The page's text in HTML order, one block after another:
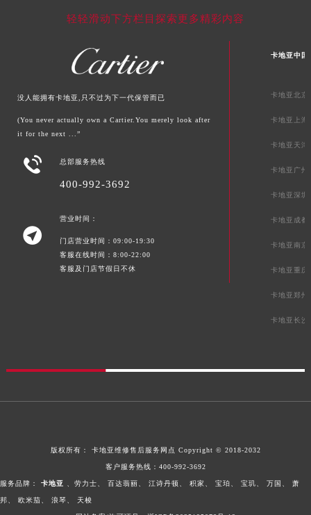
轻轻滑动下方栏目探索更多精彩内容
没人能拥有卡地亚,只不过为下一代保管而已
(You never actually own a Cartier.You merely look after
it for the next ...”
 总部服务热线
400-992-3692

营业时间：
门店营业时间：09:00-19:30
客服在线时间：8:00-22:00
客服及门店节假日不休
卡地亚中国
卡地亚北京
卡地亚上海
卡地亚天津
卡地亚广州
卡地亚深圳
卡地亚成都
卡地亚南京
卡地亚重庆
卡地亚郑州
卡地亚长沙
版权所有： 卡地亚维修售后服务网点 Copyright © 2018-2032
客户服务热线： 400-992-3692
服务品牌： 卡地亚 、劳力士、 百达翡丽、 江诗丹顿、 积家、 宝珀、 宝玑、 万国、 萧
邦、 欧米茄、 浪琴、 天梭